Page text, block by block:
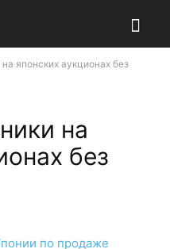
японских аукционах без
на
без